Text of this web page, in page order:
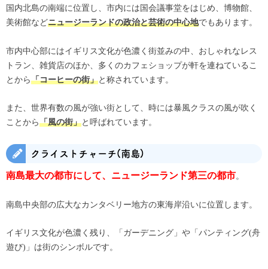
国内北島の南端に位置し、市内には国会議事堂をはじめ、博物館、
美術館などニュージーランドの政治と芸術の中心地でもあります。
市内中心部にはイギリス文化が色濃く街並みの中、おしゃれなレス
トラン、雑貨店のほか、多くのカフェショップが軒を連ねているこ
とから「コーヒーの街」と称されています。
また、世界有数の風が強い街として、時には暴風クラスの風が吹く
ことから「風の街」と呼ばれています。
クライストチャーチ(南島)
南島最大の都市にして、ニュージーランド第三の都市。
南島中央部の広大なカンタベリー地方の東海岸沿いに位置します。
イギリス文化が色濃く残り、「ガーデニング」や「パンティング(舟
遊び)」は街のシンボルです。